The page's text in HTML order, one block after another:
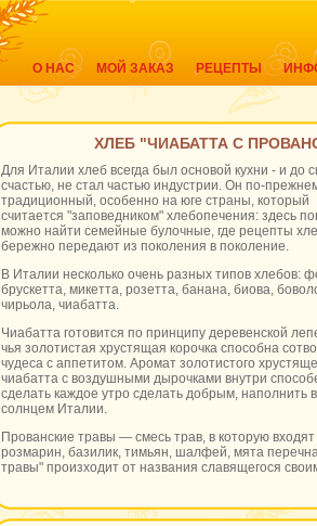
О НАС МОЙ ЗАКАЗ РЕЦЕПТЫ
ХЛЕБ "ЧИАБАТТА С
Для Италии хлеб всегда был основой кухни - и до
счастью, не стал частью индустрии. Он по-
традиционный, особенно на юге страны, который
считается "заповедником" хлебопечения: здесь
можно найти семейные булочные, где рецепты
бережно передают из поколения в поколение.
В Италии несколько очень разных типов хлебов:
брускетта, микетта, розетта, банана, биова,
чирьола, чиабатта.
Чиабатта готовится по принципу деревенской
чья золотистая хрустящая корочка способна
чудеса с аппетитом. Аромат золотистого
чиабатта с воздушными дырочками внутри
сделать каждое утро сделать добрым, наполнить
солнцем Италии.
Прованские травы — смесь трав, в которую входят
розмарин, базилик, тимьян, шалфей, мята
травы" произходит от названия славящегося